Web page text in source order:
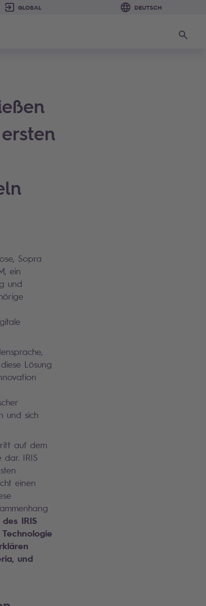
Suchen
Sopra
ein
und
Lösung
und sich
auf dem
dar. IRIS
einen
IRIS
und